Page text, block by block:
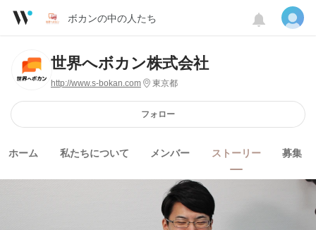
ボカンの中の人たち
世界へボカン株式会社
http://www.s-bokan.com 東京都
フォロー
ホーム 私たちについて メンバー ストーリー 募集